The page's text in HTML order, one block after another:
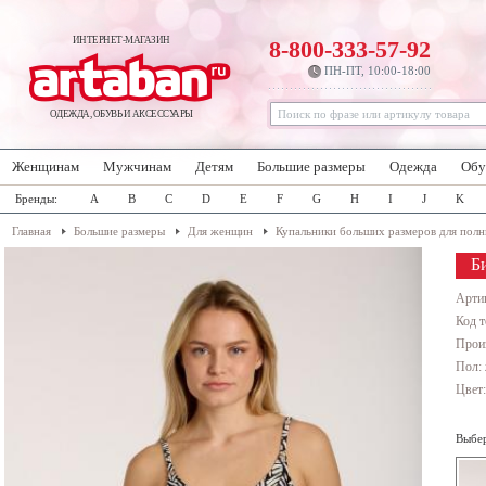
ИНТЕРНЕТ-МАГАЗИН
ОДЕЖДА, ОБУВЬ И АКСЕССУАРЫ
8-800-333-57-92
ПН-ПТ, 10:00-18:00
Женщинам Мужчинам Детям Большие размеры Одежда
Бренды: A B C D E F G H I J K
Главная Большие размеры Для женщин Купальники больших размеров для
Код
Пол: